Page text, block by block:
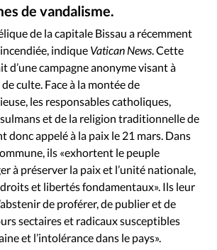
de vandalisme.
©Ligue guinéenne des droits de l'homme / Facebook
de la capitale Bissau a récemment
indique Vatican News . Cette
d’une campagne anonyme visant à
culte. Face à la montée de
les responsables catholiques,
et de la religion traditionnelle de
donc appelé à la paix le 21 mars. Dans
ils «exhortent le peuple
à préserver la paix et l’unité nationale,
et libertés fondamentaux». Ils leur
de proférer, de publier et de
sectaires et radicaux susceptibles
et l’intolérance dans le pays».